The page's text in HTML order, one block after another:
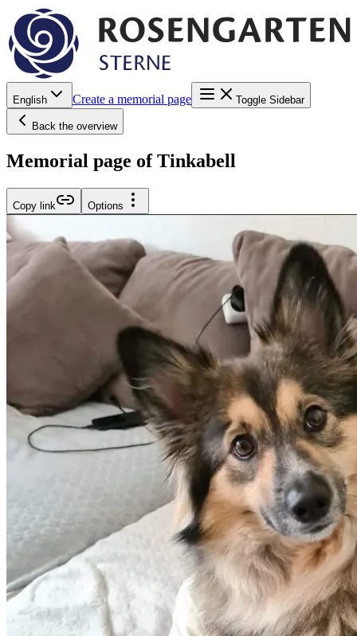
English Create a memorial page Toggle Sidebar
Back the overview
Memorial page of Tinkabell
Copy link Options